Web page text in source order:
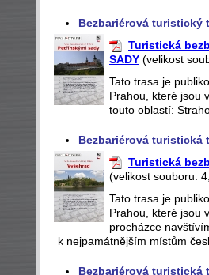
Bezbariérová turistický
Turistická
SADY (velikost
Tato trasa je
Prahou, které jsou
touto oblastí:
Bezbariérová turistická
Turistická
(velikost souboru:
Tato trasa je
Prahou, které jsou
procházce
k nejpamátnějším místům
Bezbariérová turistická